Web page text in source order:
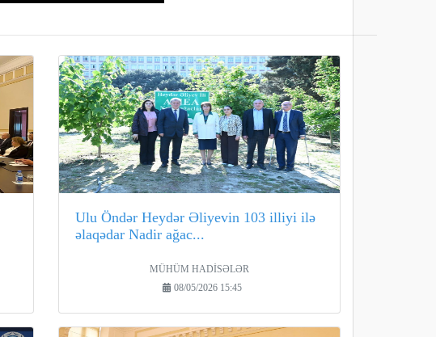
Ulu Öndər Heydər Əliyevin 103 illiyi ilə
əlaqədar Nadir ağac...
MÜHÜM HADİSƏLƏR
08/05/2026 15:45